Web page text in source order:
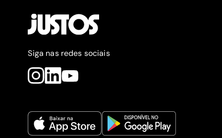
Siga nas redes sociais